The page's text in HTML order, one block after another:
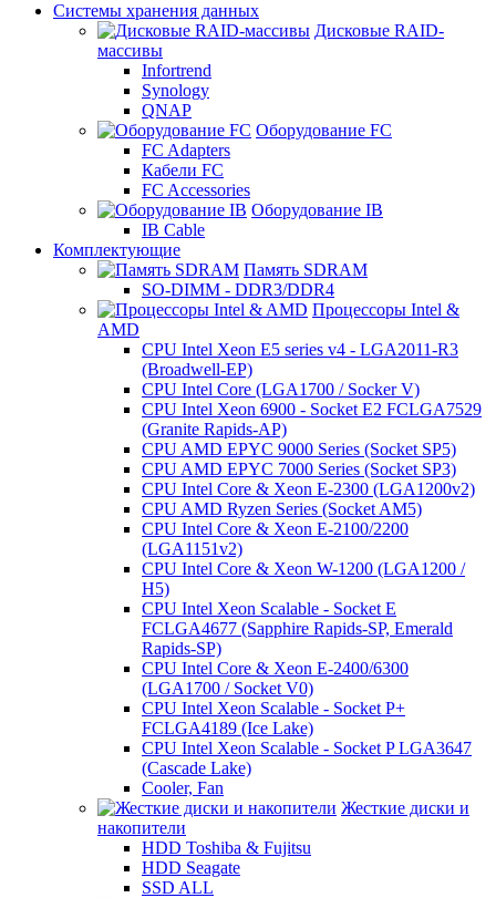
Системы хранения данных
Дисковые RAID-
массивы
Infortrend
Synology
QNAP
Оборудование FC
FC Adapters
Кабели FC
FC Accessories
Оборудование IB
IB Cable
Комплектующие
Память SDRAM
SO-DIMM - DDR3/DDR4
Процессоры Intel &
AMD
CPU Intel Xeon E5 series v4 - LGA2011-R3
(Broadwell-EP)
CPU Intel Core (LGA1700 / Socker V)
CPU Intel Xeon 6900 - Socket E2 FCLGA7529
(Granite Rapids-AP)
CPU AMD EPYC 9000 Series (Socket SP5)
CPU AMD EPYC 7000 Series (Socket SP3)
CPU Intel Core & Xeon E-2300 (LGA1200v2)
CPU AMD Ryzen Series (Socket AM5)
CPU Intel Core & Xeon E-2100/2200
(LGA1151v2)
CPU Intel Core & Xeon W-1200 (LGA1200 /
H5)
CPU Intel Xeon Scalable - Socket E
FCLGA4677 (Sapphire Rapids-SP, Emerald
Rapids-SP)
CPU Intel Core & Xeon E-2400/6300
(LGA1700 / Socket V0)
CPU Intel Xeon Scalable - Socket P+
FCLGA4189 (Ice Lake)
CPU Intel Xeon Scalable - Socket P LGA3647
(Cascade Lake)
Cooler, Fan
Жесткие диски и
накопители
HDD Toshiba & Fujitsu
HDD Seagate
SSD ALL